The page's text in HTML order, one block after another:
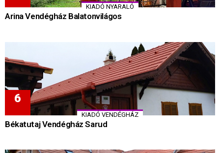
KIADÓ NYARALÓ
Arina Vendégház Balatonvilágos
KIADÓ VENDÉGHÁZ
Békatutaj Vendégház Sarud